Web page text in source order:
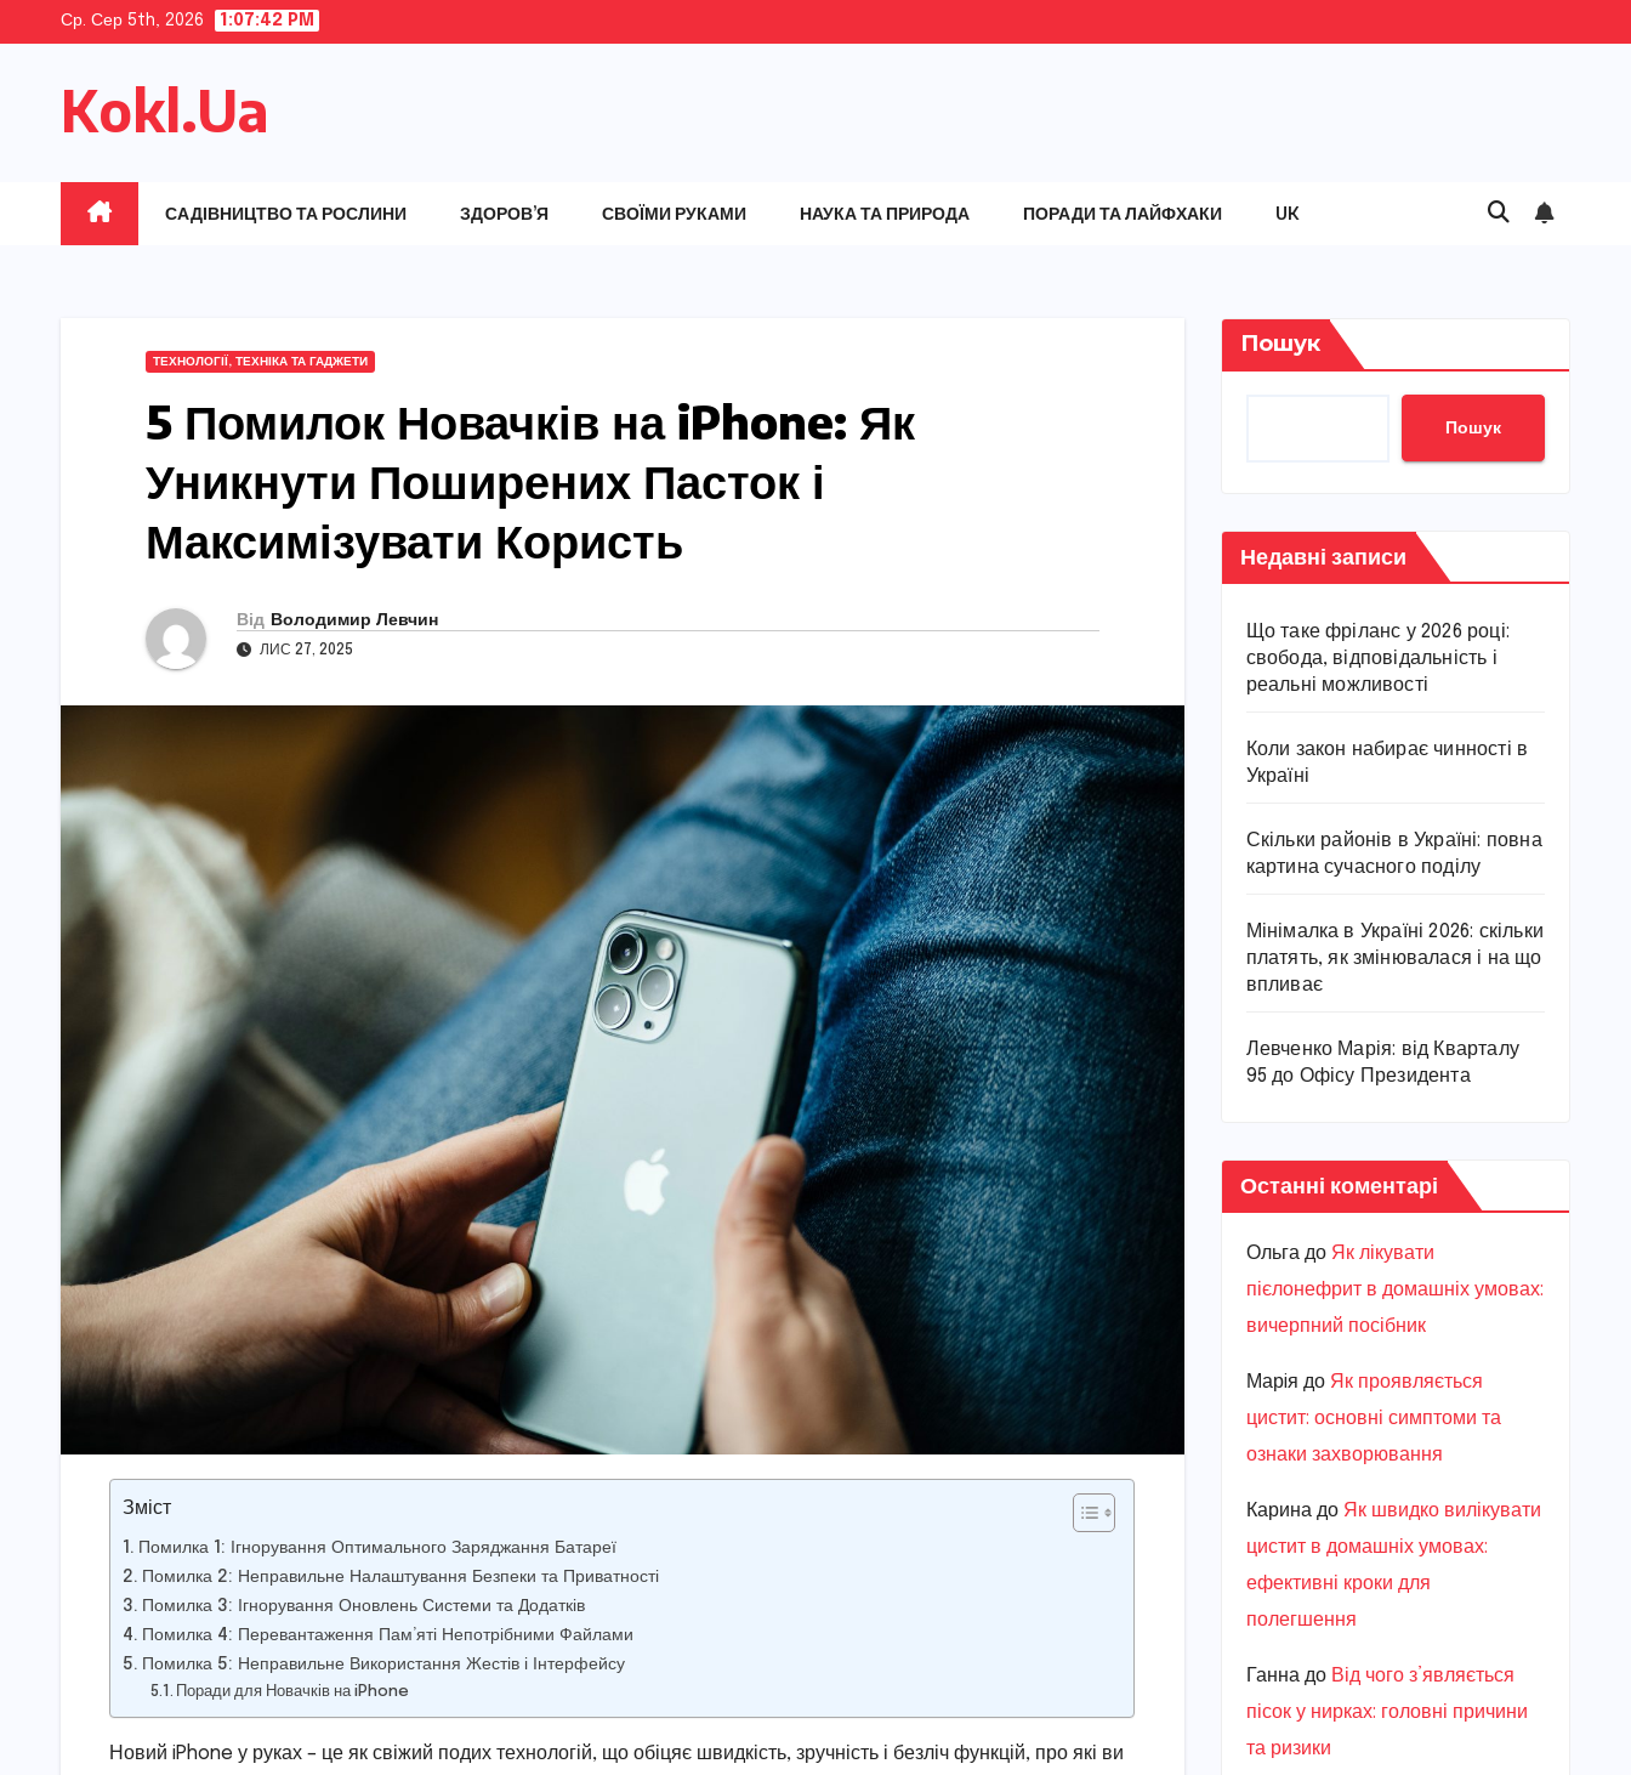
content
Ср. Сер 5th, 2026 1:07:43 PM
Kokl.Ua
САДІВНИЦТВО ТА РОСЛИНИ ЗДОРОВ’Я СВОЇМИ РУКАМИ НАУКА ТА ПРИРОДА ПОРАДИ ТА ЛАЙФХАКИ UK
ТЕХНОЛОГІЇ, ТЕХНІКА ТА ГАДЖЕТИ
5 Помилок Новачків на iPhone: Як
Уникнути Поширених Пасток і
Максимізувати Користь
Від Володимир Левчин
ЛИС 27, 2025
Зміст
Помилка 1: Ігнорування Оптимального Заряджання Батареї
Помилка 2: Неправильне Налаштування Безпеки та Приватності
Помилка 3: Ігнорування Оновлень Системи та Додатків
Помилка 4: Перевантаження Пам’яті Непотрібними Файлами
Помилка 5: Неправильне Використання Жестів і Інтерфейсу
Поради для Новачків на iPhone
Новий iPhone у руках – це як свіжий подих технологій, що обіцяє швидкість, зручність і безліч функцій, про які ви
Пошук
Пошук
Недавні записи
Що таке фріланс у 2026 році:
свобода, відповідальність і
реальні можливості
Коли закон набирає чинності в
Україні
Скільки районів в Україні: повна
картина сучасного поділу
Мінімалка в Україні 2026: скільки
платять, як змінювалася і на що
впливає
Левченко Марія: від Кварталу
95 до Офісу Президента
Останні коментарі
Ольгадо Як лікувати
пієлонефрит в домашніх умовах:
вичерпний посібник
Марiя до Як проявляється
цистит: основні симптоми та
ознаки захворювання
Каринадо Як швидко вилікувати
цистит в домашніх умовах:
ефективні кроки для
полегшення
Ганнадо Від чого з’являється
пісок у нирках: головні причини
та ризики